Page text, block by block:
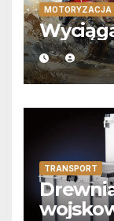
MOTORYZACJA
TRANSPORT